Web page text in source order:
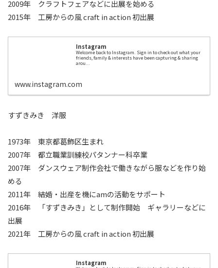
2009年 クラフトフェアなどに出展を始める
2015年 工房からの風 craft in action 初出展
Instagram
Welcome back to Instagram. Sign in to check out what your
friends, family & interests have been capturing & sharing
arou...
www.instagram.com
すずきみき 洋服
1973年 東京都葛飾区生まれ
2007年 都立職業訓練校パタンナー科卒業
2007年 ダンスウェア制作会社で働きながら服などを作り始
める
2011年 結婚・出産を機にamの活動をサポート
2016年 「すずきみき」として制作開始 ギャラリーなどに
出展
2021年 工房からの風 craft in action 初出展
Instagram